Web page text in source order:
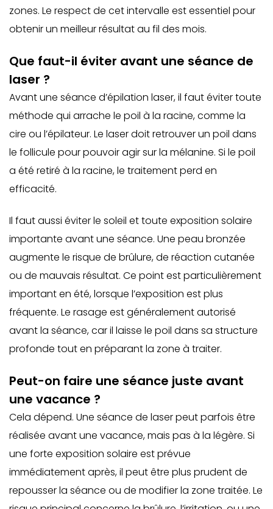
zones. Le respect de cet intervalle est essentiel pour
obtenir un meilleur résultat au fil des mois.
Que faut-il éviter avant une séance de
laser ?
Avant une séance d’épilation laser, il faut éviter toute
méthode qui arrache le poil à la racine, comme la
cire ou l’épilateur. Le laser doit retrouver un poil dans
le follicule pour pouvoir agir sur la mélanine. Si le poil
a été retiré à la racine, le traitement perd en
efficacité.
Il faut aussi éviter le soleil et toute exposition solaire
importante avant une séance. Une peau bronzée
augmente le risque de brûlure, de réaction cutanée
ou de mauvais résultat. Ce point est particulièrement
important en été, lorsque l’exposition est plus
fréquente. Le rasage est généralement autorisé
avant la séance, car il laisse le poil dans sa structure
profonde tout en préparant la zone à traiter.
Peut-on faire une séance juste avant
une vacance ?
Cela dépend. Une séance de laser peut parfois être
réalisée avant une vacance, mais pas à la légère. Si
une forte exposition solaire est prévue
immédiatement après, il peut être plus prudent de
repousser la séance ou de modifier la zone traitée. Le